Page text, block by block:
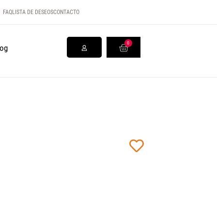
FAQLISTA DE DESEOSCONTACTO
0